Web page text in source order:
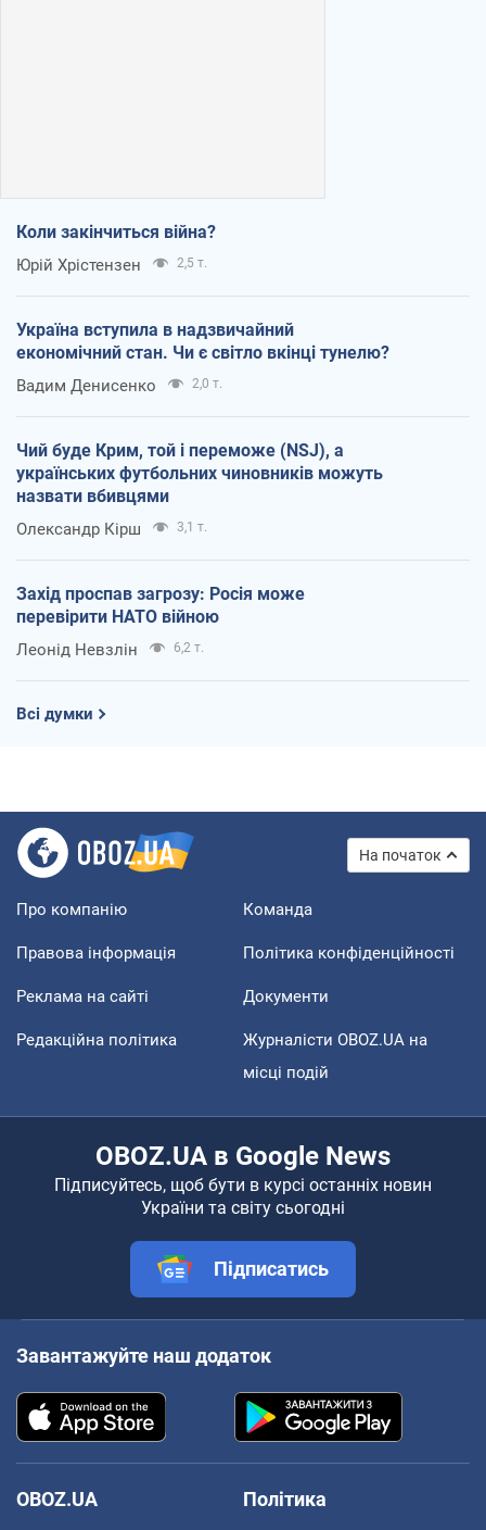
Коли закінчиться війна?
Юрій Хрістензен 2,5 т.
Україна вступила в надзвичайний
економічний стан. Чи є світло вкінці тунелю?
Вадим Денисенко 2,0 т.
Чий буде Крим, той і переможе (NSJ), а
українських футбольних чиновників можуть
назвати вбивцями
Олександр Кірш 3,1 т.
Захід проспав загрозу: Росія може
перевірити НАТО війною
Леонід Невзлін 6,2 т.
Всі думки
На початок
Про компанію Команда
Правова інформація Політика конфіденційності
Реклама на сайті Документи
Редакційна політика
Журналісти OBOZ.UA на
місці подій
OBOZ.UA в Google News
Підписуйтесь, щоб бути в курсі останніх новин
України та світу сьогодні
Підписатись
Завантажуйте наш додаток
OBOZ.UA
Політика